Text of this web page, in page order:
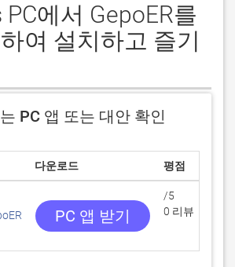
에서 GepoER를
여 설치하고 즐기
PC 앱 또는 대안 확인
다운로드 평점
PC 앱 받기
/5
0 리뷰